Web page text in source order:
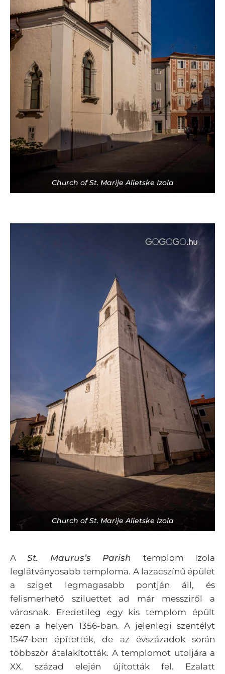
Church of St. Marije Alietske Izola
Church of St. Marije Alietske Izola
ASt. Maurus’s Parish
templom Izola
leglátványosabb temploma. A lazacszínű épület
a sziget legmagasabb pontján áll, és
felismerhető sziluettet ad már messziről a
városnak. Eredetileg egy kis templom épült
ezen a helyen 1356-ban. A jelenlegi szentélyt
1547-ben építették, de az évszázadok során
többször átalakították. A templomot utoljára a
XX. század elején újították fel. Ezalatt